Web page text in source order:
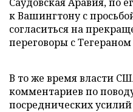
к Вашингтону с
согласиться на
переговоры с
В то же время власти
комментариев по
посреднических усилий